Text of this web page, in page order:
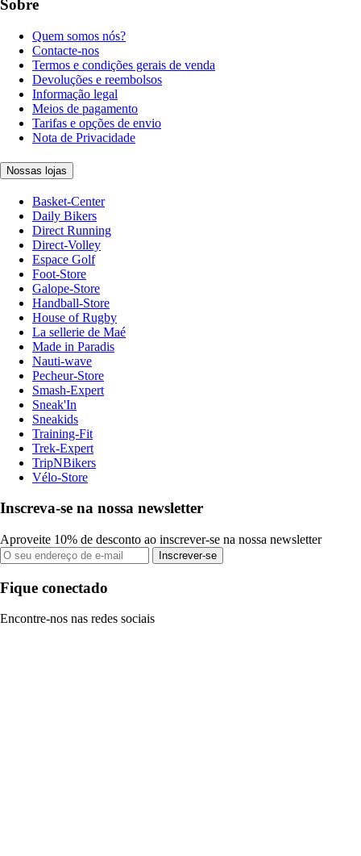
Sobre
Quem somos nós?
Contacte-nos
Termos e condições gerais de venda
Devoluções e reembolsos
Informação legal
Meios de pagamento
Tarifas e opções de envio
Nota de Privacidade
Nossas lojas
Basket-Center
Daily Bikers
Direct Running
Direct-Volley
Espace Golf
Foot-Store
Galope-Store
Handball-Store
House of Rugby
La sellerie de Maé
Made in Paradis
Nauti-wave
Pecheur-Store
Smash-Expert
Sneak'In
Sneakids
Training-Fit
Trek-Expert
TripNBikers
Vélo-Store
Inscreva-se na nossa newsletter
Aproveite 10% de desconto ao inscrever-se na nossa newsletter
Inscrever-se
Fique conectado
Encontre-nos nas redes sociais